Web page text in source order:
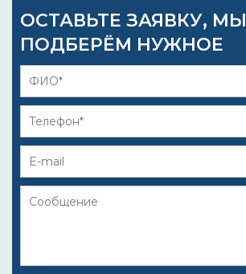
ОСТАВЬТЕ ЗАЯВКУ, МЫ
ПОДБЕРЁМ НУЖНОЕ